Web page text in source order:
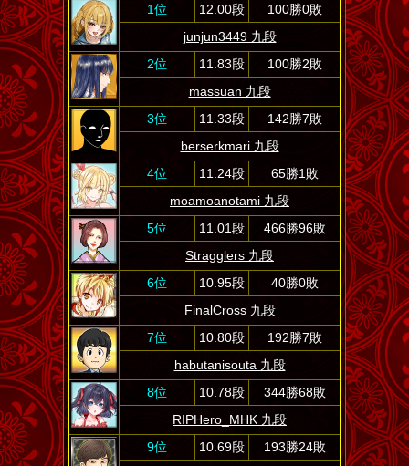
1位 12.00段
100勝0敗
junjun3449 九段
2位
11.83段
100勝2敗
massuan 九段
3位
11.33段
142勝7敗
berserkmari 九段
4位
11.24段
65勝1敗
moamoanotami 九段
5位
11.01段
466勝96敗
Stragglers 九段
6位
10.95段
40勝0敗
FinalCross 九段
7位
10.80段
192勝7敗
habutanisouta 九段
8位
10.78段
344勝68敗
RIPHero_MHK 九段
9位
10.69段
193勝24敗